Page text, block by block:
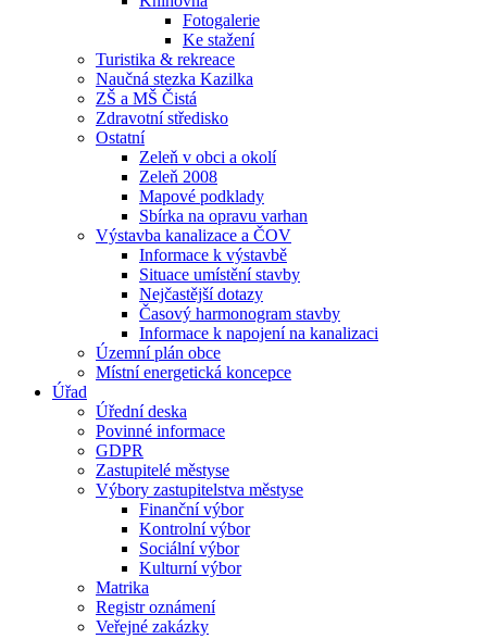
Fotogalerie
Ke stažení
Turistika & rekreace
Naučná stezka Kazilka
ZŠ a MŠ Čistá
Zdravotní středisko
Ostatní
Zeleň v obci a okolí
Zeleň 2008
Mapové podklady
Sbírka na opravu varhan
Výstavba kanalizace a ČOV
Informace k výstavbě
Situace umístění stavby
Nejčastější dotazy
Časový harmonogram stavby
Informace k napojení na kanalizaci
Územní plán obce
Místní energetická koncepce
Úřad
Úřední deska
Povinné informace
GDPR
Zastupitelé městyse
Výbory zastupitelstva městyse
Finanční výbor
Kontrolní výbor
Sociální výbor
Kulturní výbor
Matrika
Registr oznámení
Veřejné zakázky